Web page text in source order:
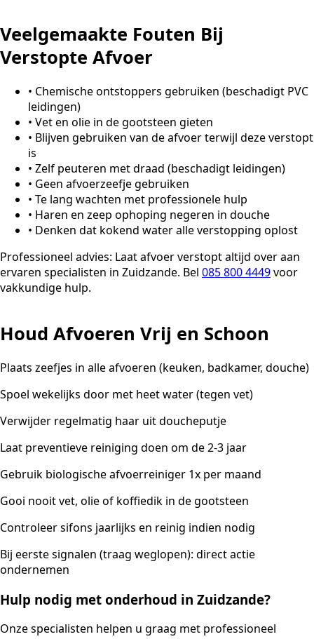
Veelgemaakte Fouten Bij
Verstopte Afvoer
• Chemische ontstoppers gebruiken (beschadigt PVC
leidingen)
• Vet en olie in de gootsteen gieten
• Blijven gebruiken van de afvoer terwijl deze verstopt
is
• Zelf peuteren met draad (beschadigt leidingen)
• Geen afvoerzeefje gebruiken
• Te lang wachten met professionele hulp
• Haren en zeep ophoping negeren in douche
• Denken dat kokend water alle verstopping oplost
Professioneel advies: Laat afvoer verstopt altijd over aan
ervaren specialisten in Zuidzande. Bel 085 800 4449voor
vakkundige hulp.
Houd Afvoeren Vrij en Schoon
Plaats zeefjes in alle afvoeren (keuken, badkamer, douche)
Spoel wekelijks door met heet water (tegen vet)
Verwijder regelmatig haar uit doucheputje
Laat preventieve reiniging doen om de 2-3 jaar
Gebruik biologische afvoerreiniger 1x per maand
Gooi nooit vet, olie of koffiedik in de gootsteen
Controleer sifons jaarlijks en reinig indien nodig
Bij eerste signalen (traag weglopen): direct actie
ondernemen
Hulp nodig met onderhoud in Zuidzande?
Onze specialisten helpen u graag met professioneel